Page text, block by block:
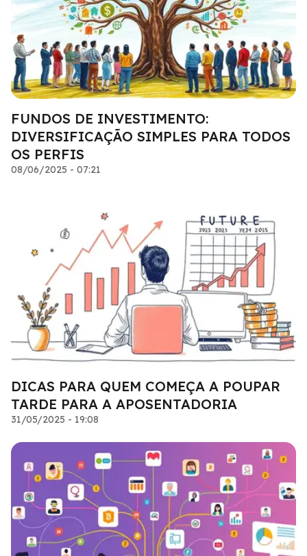
FUNDOS DE INVESTIMENTO:
DIVERSIFICAÇÃO SIMPLES PARA TODOS
OS PERFIS
08/06/2025 - 07:21
DICAS PARA QUEM COMEÇA A POUPAR
TARDE PARA A APOSENTADORIA
31/05/2025 - 19:08